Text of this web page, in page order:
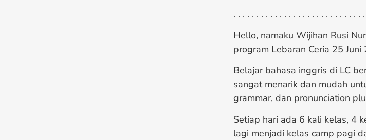
. . . . . . . . . . . . . . . . . . . . . . . . . . . .
Hello, namaku Wijihan Rusi
program Lebaran Ceria 25
Belajar bahasa inggris di LC
sangat menarik dan mudah
grammar, dan pronunciation
Setiap hari ada 6 kali kelas, 4
lagi menjadi kelas camp pagi